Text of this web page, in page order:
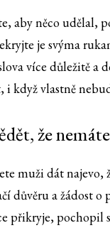
aby něco udělal,
je svýma
více důležitě a
když vlastně
že
muži dát najevo,
důvěru a žádost
přikryje, pochopil